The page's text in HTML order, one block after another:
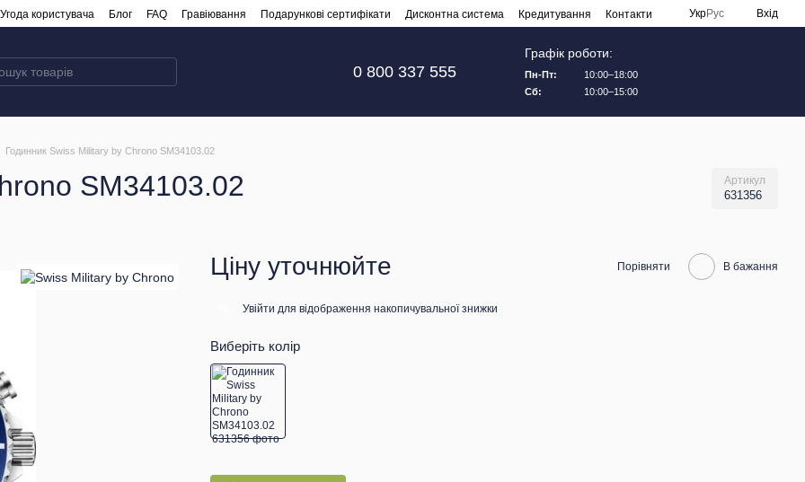
Угода користувача Блог FAQ Гравіювання Подарункові сертифікати Дисконтна система Кредитування Контакти УкрРус Вхід
0 800 337 555
Графік роботи:
Пн-Пт:
10:00–18:00
Сб:
10:00–15:00
Годинник Swiss Military by Chrono SM34103.02
SM34103.02 Артикул
631356
Ціну уточнюйте Порівняти В бажання
Увійти для відображення накопичувальної знижки
Виберіть колір